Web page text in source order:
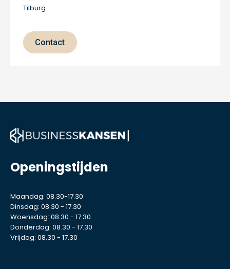
Tilburg
Contact
Openingstijden
Maandag: 08.30-17.30
Dinsdag: 08.30 - 17.30
Woensdag: 08.30 - 17.30
Donderdag: 08.30 - 17.30
Vrijdag: 08.30 - 17.30